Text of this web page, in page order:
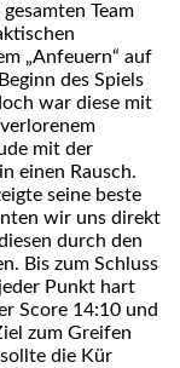
Team
„Anfeuern“ auf
des Spiels
war diese mit
mit der
einen Rausch.
seine beste
wir uns direkt
durch den
Bis zum Schluss
Punkt hart
Score 14:10 und
zum Greifen
die Kür